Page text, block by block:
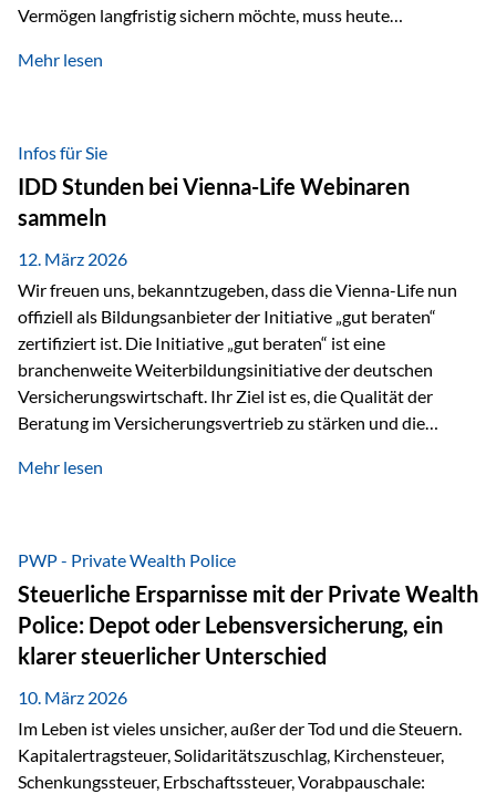
Vermögen langfristig sichern möchte, muss heute
„Erfolgsformel Liechtenstein“, herausgegeben und verfasst
Vermögensschutz strategisch miteinander verbindet.
Warum klassische Nachfolgeplanung oft scheitert Viele
Vermögen werden erst im Todesfall übertragen. Das kann zu
Problemen führen: Hohe Erbschaftsteuern Streitigkeiten
zwischen Erben Liquiditätsprobleme bei Immobilien…
Mehr lesen
Infos für Sie
IDD Stunden bei Vienna-Life Webinaren
sammeln
12. März 2026
Wir freuen uns, bekanntzugeben, dass die Vienna-Life nun
offiziell als Bildungsanbieter der Initiative „gut beraten“
zertifiziert ist. Die Initiative „gut beraten“ ist eine
branchenweite Weiterbildungsinitiative der deutschen
Versicherungswirtschaft. Ihr Ziel ist es, die Qualität der
Beratung im Versicherungsvertrieb zu stärken und die
Personen transparent zu dokumentieren. Seit der
Stunden pro Jahr für vertrieblich tätige Personen in der
Versicherungsbranche. Über die Weiterbildungsdatenbank
von „gut beraten“ können absolvierte Bildungsmaßnahmen
zentral erfasst und dokumentiert werden. „gut beraten“
zertifiziert Als zertifizierter Bildungsanbieter können unsere
Webinare nun für die…
Mehr lesen
PWP - Private Wealth Police
Steuerliche Ersparnisse mit der Private Wealth
Police: Depot oder Lebensversicherung, ein
klarer steuerlicher Unterschied
10. März 2026
Im Leben ist vieles unsicher, außer der Tod und die Steuern.
Kapitalertragsteuer, Solidaritätszuschlag, Kirchensteuer,
Schenkungssteuer, Erbschaftssteuer, Vorabpauschale: